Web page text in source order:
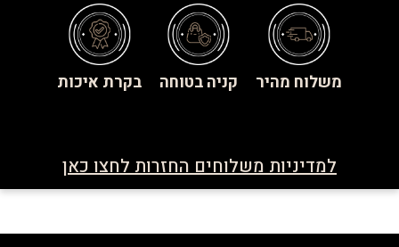
משלוח מהיר קניה בטוחה בקרת איכות
למדיניות משלוחים החזרות לחצו כאן